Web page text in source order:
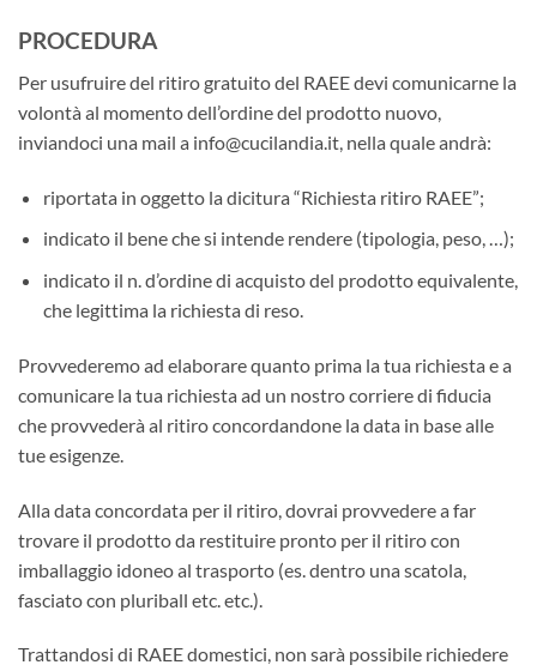
PROCEDURA
Per usufruire del ritiro gratuito del RAEE devi comunicarne la
volontà al momento dell’ordine del prodotto nuovo,
inviandoci una mail a info@cucilandia.it, nella quale andrà:
riportata in oggetto la dicitura “Richiesta ritiro RAEE”;
indicato il bene che si intende rendere (tipologia, peso, …);
indicato il n. d’ordine di acquisto del prodotto equivalente,
che legittima la richiesta di reso.
Provvederemo ad elaborare quanto prima la tua richiesta e a
comunicare la tua richiesta ad un nostro corriere di fiducia
che provvederà al ritiro concordandone la data in base alle
tue esigenze.
Alla data concordata per il ritiro, dovrai provvedere a far
trovare il prodotto da restituire pronto per il ritiro con
imballaggio idoneo al trasporto (es. dentro una scatola,
fasciato con pluriball etc. etc.).
Trattandosi di RAEE domestici, non sarà possibile richiedere